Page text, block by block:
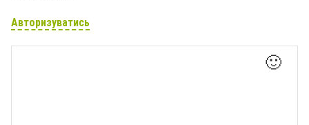
Авторизуватись
🙂